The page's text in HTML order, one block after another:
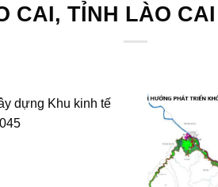
CAI, TỈNH LÀO
dựng Khu kinh tế